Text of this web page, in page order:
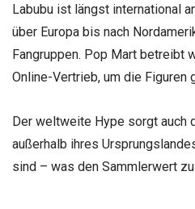
Labubu ist längst international
über Europa bis nach
Fangruppen. Pop Mart betreibt
Online-Vertrieb, um die Figuren
Der weltweite Hype sorgt auch
außerhalb ihres
sind – was den Sammlerwert